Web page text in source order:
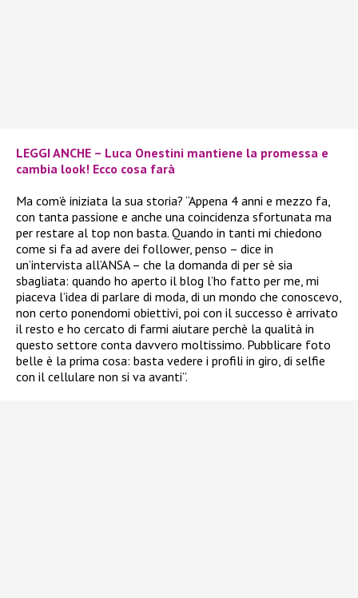
LEGGI ANCHE – Luca Onestini mantiene la promessa e
cambia look! Ecco cosa farà
Ma com’è iniziata la sua storia? “Appena 4 anni e mezzo fa,
con tanta passione e anche una coincidenza sfortunata ma
per restare al top non basta. Quando in tanti mi chiedono
come si fa ad avere dei follower, penso – dice in
un’intervista all’ANSA – che la domanda di per sè sia
sbagliata: quando ho aperto il blog l’ho fatto per me, mi
piaceva l’idea di parlare di moda, di un mondo che conoscevo,
non certo ponendomi obiettivi, poi con il successo è arrivato
il resto e ho cercato di farmi aiutare perchè la qualità in
questo settore conta davvero moltissimo. Pubblicare foto
belle è la prima cosa: basta vedere i profili in giro, di selfie
con il cellulare non si va avanti”.